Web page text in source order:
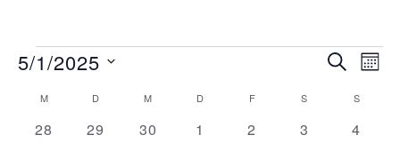
Veranstaltungen
Suche
und
SUCHE
5/1/2025
Kalender
von
MMONTAG D DIENSTAGM MITTWOCH
DDONNERSTAG
FFREITAG S SAMSTAGS
0
28
0
29
0
30
0
1
0
2
0
3
0
4